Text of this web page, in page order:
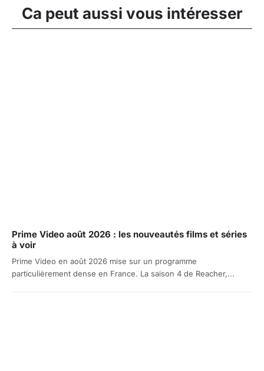
Ca peut aussi vous intéresser
Prime Video août 2026 : les nouveautés films et séries
à voir
Prime Video en août 2026 mise sur un programme
particulièrement dense en France. La saison 4 de Reacher,...